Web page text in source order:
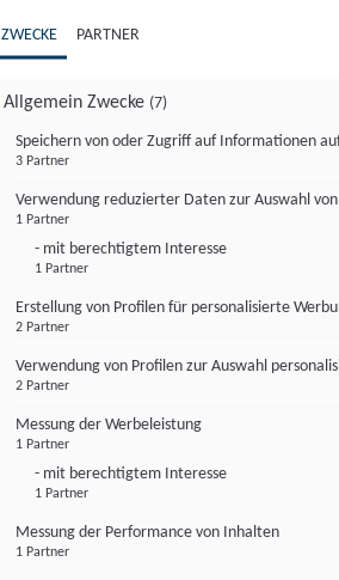
ZWECKE PARTNER
Allgemein Zwecke (7)
Speichern von oder Zugriff auf Informationen
3 Partner
Verwendung reduzierter Daten zur Auswahl
1 Partner
- mit berechtigtem Interesse
1 Partner
Erstellung von Profilen für personalisierte
2 Partner
Verwendung von Profilen zur Auswahl
2 Partner
Messung der Werbeleistung
1 Partner
- mit berechtigtem Interesse
1 Partner
Messung der Performance von Inhalten
1 Partner